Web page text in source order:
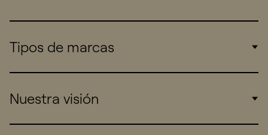
Tipos de marcas
Consumers
Nuestra visión